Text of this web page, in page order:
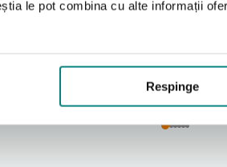
le pot combina cu alte informații
Respinge560